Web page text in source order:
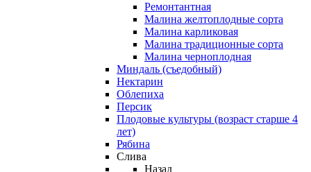
Ремонтантная
Малина желтоплодные сорта
Малина карликовая
Малина традиционные сорта
Малина черноплодная
Миндаль (съедобный)
Нектарин
Облепиха
Персик
Плодовые культуры (возраст старше 4
лет)
Рябина
Слива
Назад